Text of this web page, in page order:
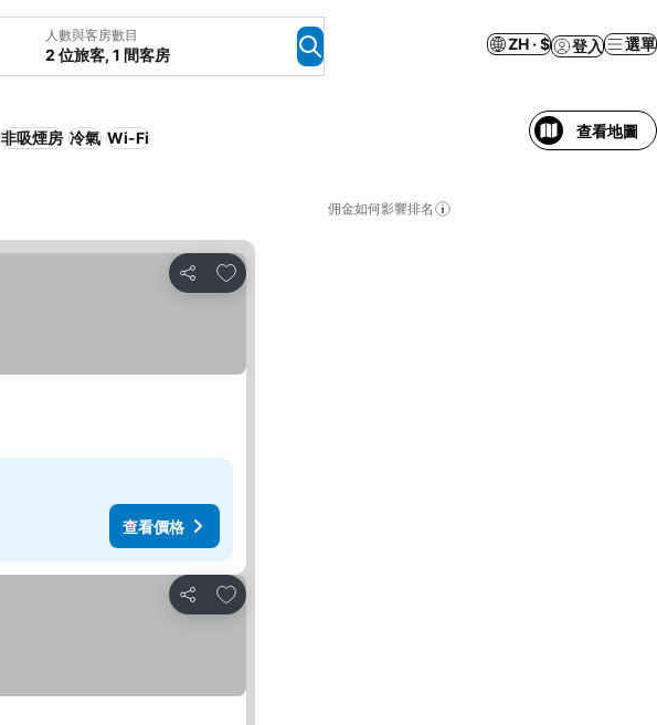
人數與客房數目
2 位旅客, 1 間客房
ZH · $ 登入 選單
非吸煙房 冷氣 Wi-Fi 查看地圖
佣金如何影響排名
分享
放到收藏夾
查看價格
分享
放到收藏夾